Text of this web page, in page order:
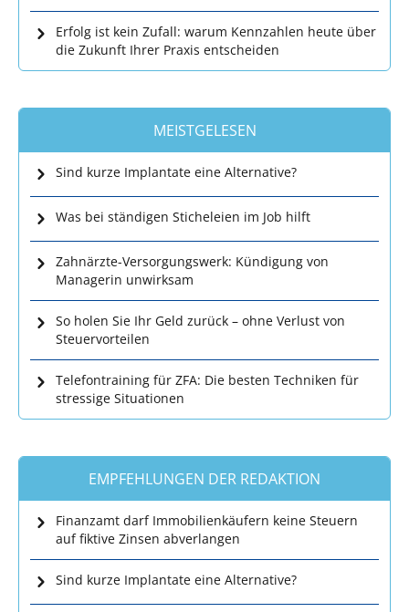
Erfolg ist kein Zufall: warum Kennzahlen heute über
die Zukunft Ihrer Praxis entscheiden
MEISTGELESEN
Sind kurze Implantate eine Alternative?
Was bei ständigen Sticheleien im Job hilft
Zahnärzte-Versorgungswerk: Kündigung von
Managerin unwirksam
So holen Sie Ihr Geld zurück – ohne Verlust von
Steuervorteilen
Telefontraining für ZFA: Die besten Techniken für
stressige Situationen
EMPFEHLUNGEN DER REDAKTION
Finanzamt darf Immobilienkäufern keine Steuern
auf fiktive Zinsen abverlangen
Sind kurze Implantate eine Alternative?